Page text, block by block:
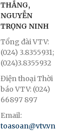
THẮNG,
NGUYỄN
TRỌNG NINH
Tổng đài VTV:
(024) 3.8355931;
(024)3.8355932
Điện thoại Thời
báo VTV: (024)
66897 897
Email:
toasoan@vtv.vn